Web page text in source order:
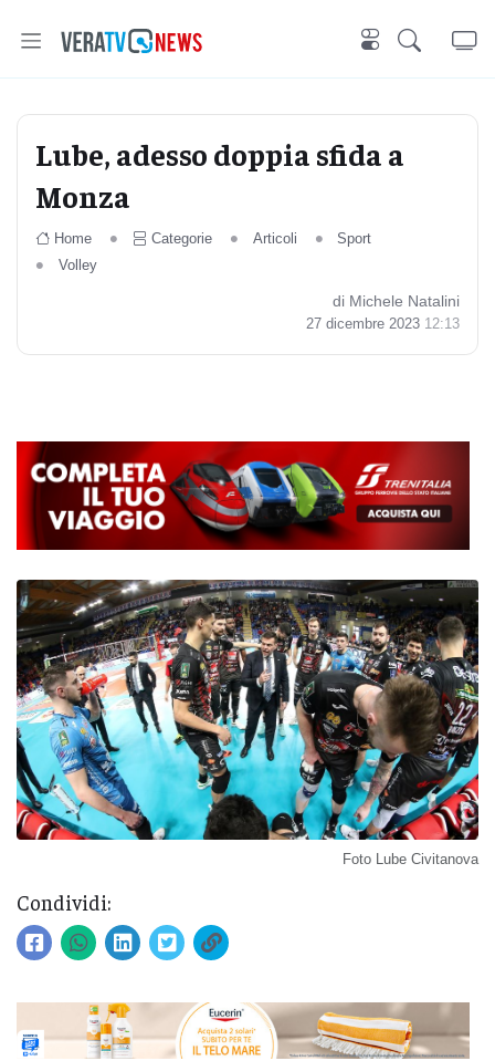
Lube, adesso doppia sfida a
Monza
Home Categorie Articoli
Sport
Volley
di Michele Natalini
27 dicembre 2023 12:13
Foto Lube Civitanova
Condividi: